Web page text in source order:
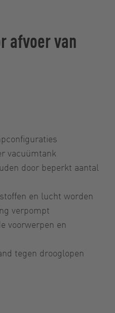
afvoer van
vacuümtank
door beperkt aantal
en lucht worden
verpompt
voorwerpen en
tegen drooglopen